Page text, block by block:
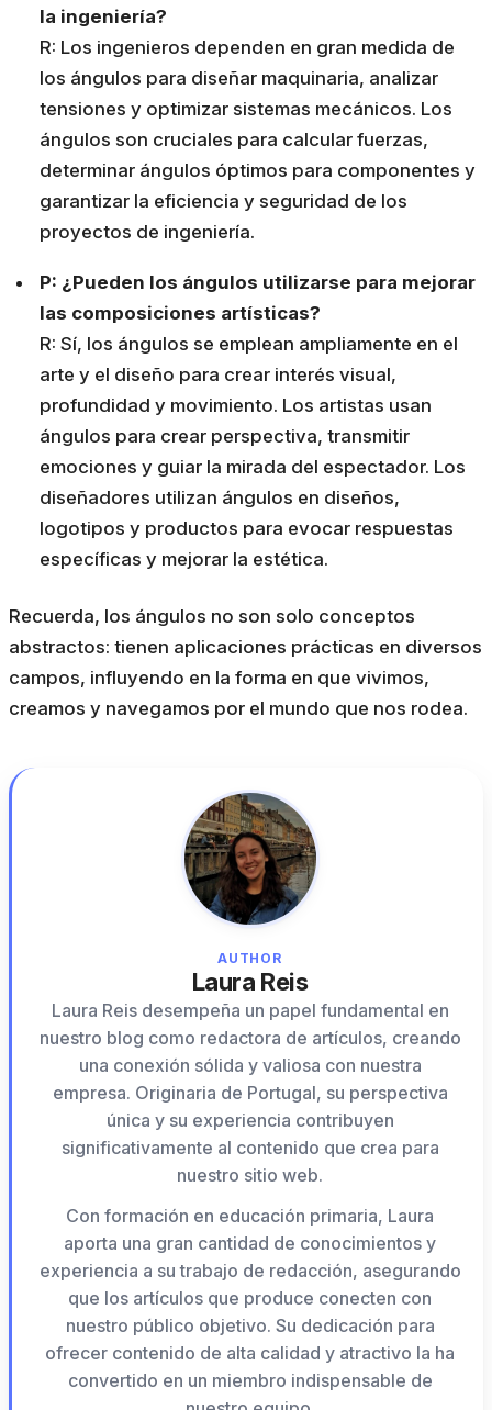
la ingeniería?
R: Los ingenieros dependen en gran medida de
los ángulos para diseñar maquinaria, analizar
tensiones y optimizar sistemas mecánicos. Los
ángulos son cruciales para calcular fuerzas,
determinar ángulos óptimos para componentes y
garantizar la eficiencia y seguridad de los
proyectos de ingeniería.
P: ¿Pueden los ángulos utilizarse para mejorar
las composiciones artísticas?
R: Sí, los ángulos se emplean ampliamente en el
arte y el diseño para crear interés visual,
profundidad y movimiento. Los artistas usan
ángulos para crear perspectiva, transmitir
emociones y guiar la mirada del espectador. Los
diseñadores utilizan ángulos en diseños,
logotipos y productos para evocar respuestas
específicas y mejorar la estética.
Recuerda, los ángulos no son solo conceptos
abstractos: tienen aplicaciones prácticas en diversos
campos, influyendo en la forma en que vivimos,
creamos y navegamos por el mundo que nos rodea.
AUTHOR
Laura Reis
Laura Reis desempeña un papel fundamental en
nuestro blog como redactora de artículos, creando
una conexión sólida y valiosa con nuestra
empresa. Originaria de Portugal, su perspectiva
única y su experiencia contribuyen
significativamente al contenido que crea para
nuestro sitio web.
Con formación en educación primaria, Laura
aporta una gran cantidad de conocimientos y
experiencia a su trabajo de redacción, asegurando
que los artículos que produce conecten con
nuestro público objetivo. Su dedicación para
ofrecer contenido de alta calidad y atractivo la ha
convertido en un miembro indispensable de